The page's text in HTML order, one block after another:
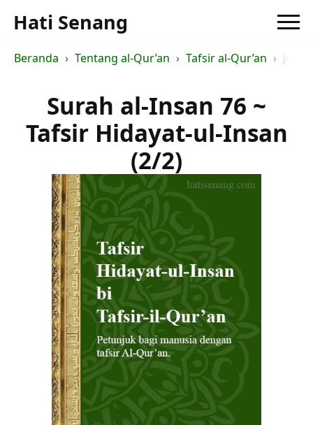
Hati Senang
Beranda Tentang al-Qur’an Tafsir al-Qur’an
Surah al-Insan 76 ~
Tafsir Hidayat-ul-Insan
(2/2)